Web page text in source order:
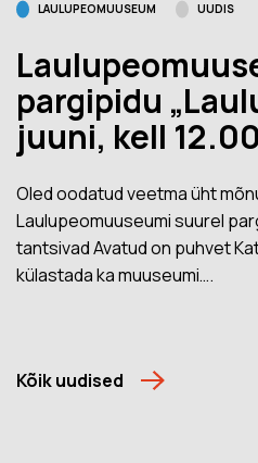
LAULUPEOMUUSEUM UUDIS
pargipidu
juuni, kell 12.00
Oled oodatud veetma üht
Laulupeomuuseumi suurel
tantsivad Avatud on puhvet
külastada ka muuseumi….
Kõik uudised